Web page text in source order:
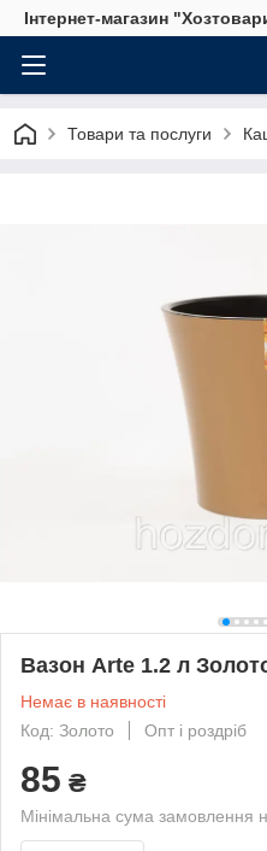
Інтернет-магазин
Товари та послуги
Вазон Arte 1.2 л
Немає в наявності
Код: Золото
Опт і роздріб
85 ₴
Мінімальна сума замовлення